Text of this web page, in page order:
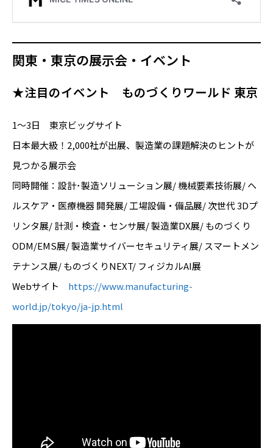
関東・東京の展示会・イベント
★注目のイベント ものづくりワールド 東京
1～3日 東京ビッグサイト
日本最大級！2,000社が出展、製造業の課題解決のヒントが
見つかる展示会
同時開催：設計･製造ソリューション展/ 機械要素技術展/ ヘ
ルスケア・医療機器 開発展/ 工場設備・備品展/ 次世代 3Dプ
リンタ展/ 計測・検査・センサ展/ 製造業DX展/ ものづくり
ODM/EMS展/ 製造業サイバーセキュリティ展/ スマートメン
テナンス展/ ものづくりNEXT/ フィジカルAI展
Webサイト https://www.manufacturing-
world.jp/tokyo/ja-jp.html